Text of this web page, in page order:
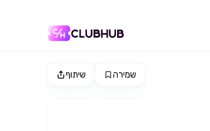
שיתוף שמירה